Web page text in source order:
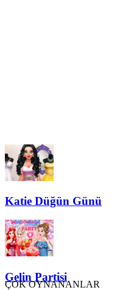
Katie Düğün Günü
Gelin Partisi
ÇOK OYNANANLAR